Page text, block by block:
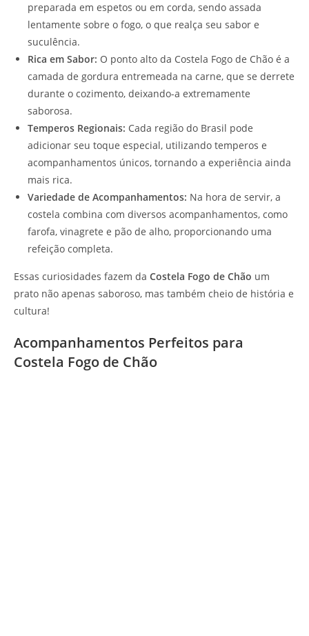
preparada em espetos ou em corda, sendo assada
lentamente sobre o fogo, o que realça seu sabor e
suculência.
Rica em Sabor: O ponto alto da Costela Fogo de Chão é a
camada de gordura entremeada na carne, que se derrete
durante o cozimento, deixando-a extremamente
saborosa.
Temperos Regionais: Cada região do Brasil pode
adicionar seu toque especial, utilizando temperos e
acompanhamentos únicos, tornando a experiência ainda
mais rica.
Variedade de Acompanhamentos: Na hora de servir, a
costela combina com diversos acompanhamentos, como
farofa, vinagrete e pão de alho, proporcionando uma
refeição completa.
Essas curiosidades fazem da Costela Fogo de Chão um
prato não apenas saboroso, mas também cheio de história e
cultura!
Acompanhamentos Perfeitos para
Costela Fogo de Chão